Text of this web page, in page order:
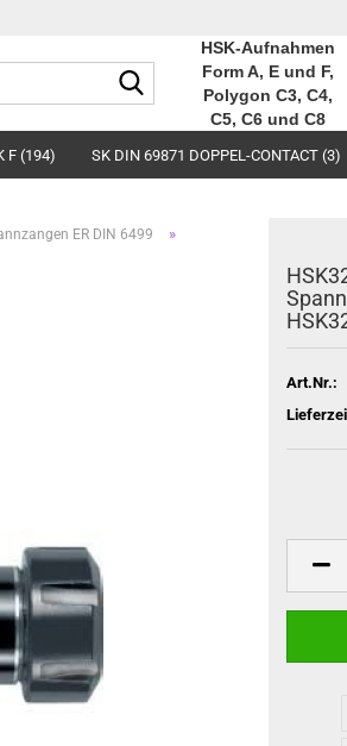
Suche...
HSK-Aufnahmen
Form A, E und F,
Polygon C3, C4,
C5, C6 und C8
F (194) SK DIN 69871 DOPPEL-CONTACT (3)
ER DIN 6499 »
Art.Nr.: